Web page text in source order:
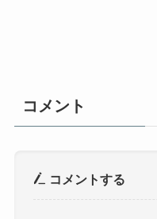
コメント
コメントする